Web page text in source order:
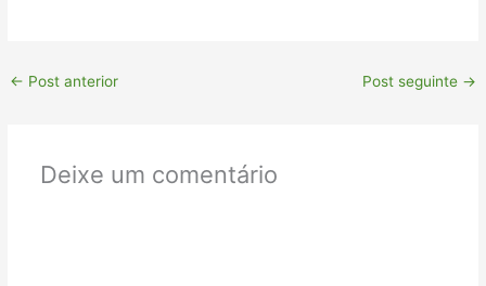
← Post anterior Post seguinte →
Deixe um comentário